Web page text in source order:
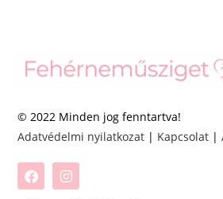
© 2022 Minden jog fenntartva!
Adatvédelmi nyilatkozat | Kapcsolat |